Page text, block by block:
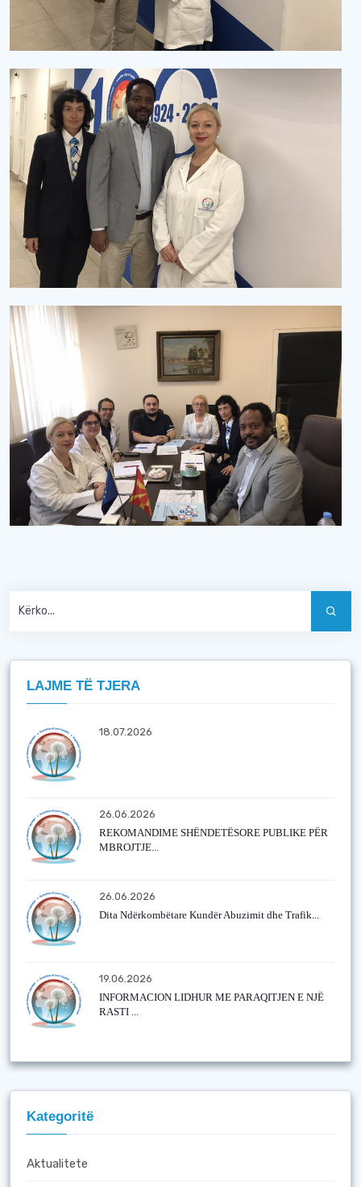
LAJME TË TJERA
18.07.2026
26.06.2026
REKOMANDIME SHËNDETËSORE PUBLIKE PËR
MBROJTJE...
26.06.2026
Dita Ndërkombëtare Kundër Abuzimit dhe Trafik...
19.06.2026
INFORMACION LIDHUR ME PARAQITJEN E NJË
RASTI ...
Kategoritë
Aktualitete